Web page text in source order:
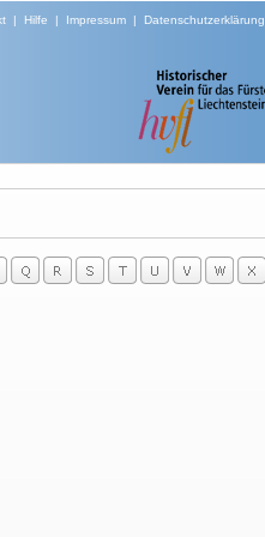
| Hilfe | Impressum| Datenschutzerklärung